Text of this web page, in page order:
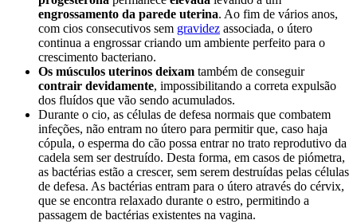
engrossamento da parede uterina. Ao fim de vários anos,
com cios consecutivos sem gravidez associada, o útero
continua a engrossar criando um ambiente perfeito para o
crescimento bacteriano.
Os músculos uterinos deixam também de conseguir
contrair devidamente, impossibilitando a correta expulsão
dos fluídos que vão sendo acumulados.
Durante o cio, as células de defesa normais que combatem
infeções, não entram no útero para permitir que, caso haja
cópula, o esperma do cão possa entrar no trato reprodutivo da
cadela sem ser destruído. Desta forma, em casos de piómetra,
as bactérias estão a crescer, sem serem destruídas pelas células
de defesa. As bactérias entram para o útero através do cérvix,
que se encontra relaxado durante o estro, permitindo a
passagem de bactérias existentes na vagina.